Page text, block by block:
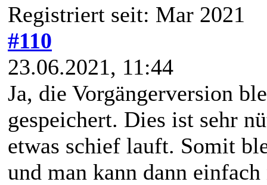
Registriert seit: Mar 2021
#110
23.06.2021, 11:44
Ja, die Vorgängerversion
gespeichert. Dies ist sehr
etwas schief lauft. Somit
und man kann dann